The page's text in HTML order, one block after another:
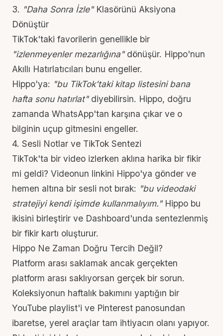
3. "Daha Sonra İzle"Klasörünü Aksiyona
Dönüştür
TikTok'taki favorilerin genellikle bir
"izlenmeyenler mezarlığına"dönüşür. Hippo'nun
Akıllı Hatırlatıcıları bunu engeller.
Hippo'ya: "bu TikTok'taki kitap listesini bana
hafta sonu hatırlat"diyebilirsin. Hippo, doğru
zamanda WhatsApp'tan karşına çıkar ve o
bilginin uçup gitmesini engeller.
4. Sesli Notlar ve TikTok Sentezi
TikTok'ta bir video izlerken aklına harika bir fikir
mi geldi? Videonun linkini Hippo'ya gönder ve
hemen altına bir sesli not bırak: "bu videodaki
stratejiyi kendi işimde kullanmalıyım."Hippo bu
ikisini birleştirir ve Dashboard'unda sentezlenmiş
bir fikir kartı oluşturur.
Hippo Ne Zaman Doğru Tercih Değil?
Platform arası saklamak ancak gerçekten
platform arası saklıyorsan gerçek bir sorun.
Koleksiyonun haftalık bakımını yaptığın bir
YouTube playlist'i ve Pinterest panosundan
ibaretse, yerel araçlar tam ihtiyacın olanı yapıyor.